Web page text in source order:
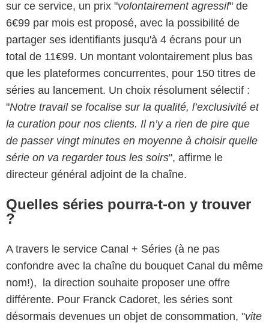
sur ce service, un prix "volontairement agressif" de
6€99 par mois est proposé, avec la possibilité de
partager ses identifiants jusqu'à 4 écrans pour un
total de 11€99. Un montant volontairement plus bas
que les plateformes concurrentes, pour 150 titres de
séries au lancement. Un choix résolument sélectif :
"Notre travail se focalise sur la qualité, l’exclusivité et
la curation pour nos clients. Il n’y a rien de pire que
de passer vingt minutes en moyenne à choisir quelle
série on va regarder tous les soirs", affirme le
directeur général adjoint de la chaîne.
Quelles séries pourra-t-on y trouver
?
A travers le service Canal + Séries (à ne pas
confondre avec la chaîne du bouquet Canal du même
nom!), la direction souhaite proposer une offre
différente. Pour Franck Cadoret, les séries sont
désormais devenues un objet de consommation, "vite